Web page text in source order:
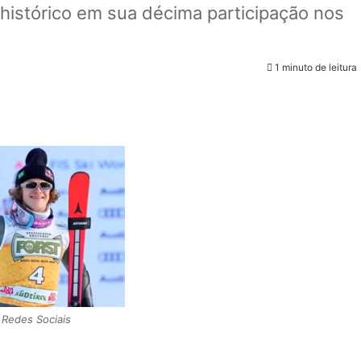
em sua décima participação nos
1 minuto de leitura
Sociais